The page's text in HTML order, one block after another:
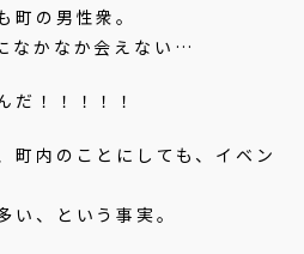
町の男性衆。
なかなか会えない…
だ！！！！！
町内のことにしても、イベン
い、という事実。